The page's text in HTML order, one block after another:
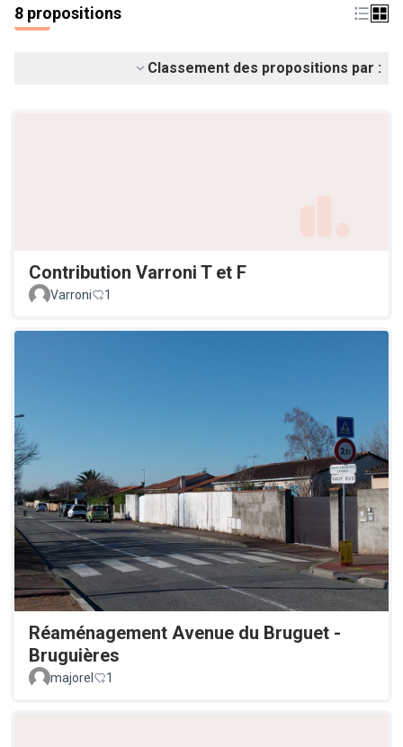
8 propositions
Classement des propositions par :
Contribution Varroni T et F
Varroni 1
Réaménagement Avenue du Bruguet -
Bruguières
majorel 1